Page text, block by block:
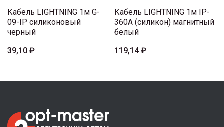
Кабель LIGHTNING 1м G-
09-IP силиконовый
черный
39,10 ₽
Кабель LIGHTNING 1м IP-
360A (силикон) магнитный
белый
119,14 ₽